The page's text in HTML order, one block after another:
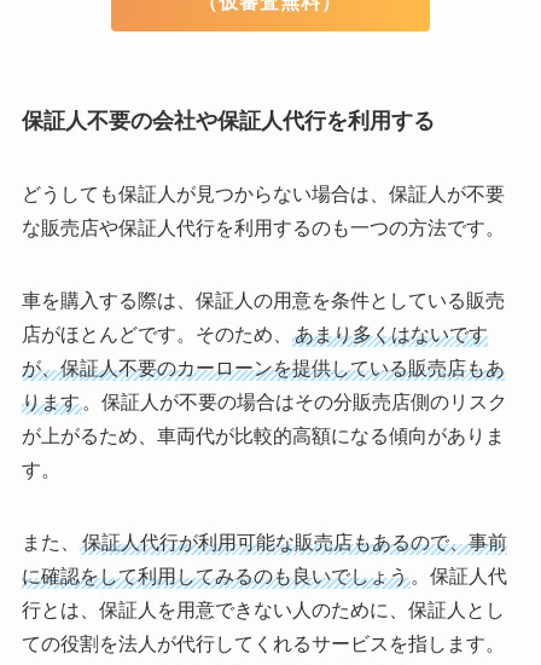
保証人不要の会社や保証人代行を利用する
どうしても保証人が見つからない場合は、保証人が不要
な販売店や保証人代行を利用するのも一つの方法です。
車を購入する際は、保証人の用意を条件としている販売
店がほとんどです。そのため、
あまり多くはないです
が、保証人不要のカーローンを提供している販売店もあ
ります。保証人が不要の場合はその分販売店側のリスク
が上がるため、車両代が比較的高額になる傾向がありま
す。
また、
保証人代行が利用可能な販売店もあるので、事前
に確認をして利用してみるのも良いでしょう。保証人代
行とは、保証人を用意できない人のために、保証人とし
ての役割を法人が代行してくれるサービスを指します。